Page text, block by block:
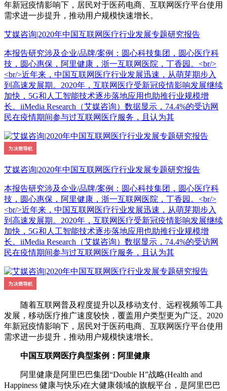
年新冠疫情影响下，居民对于医药电商、互联网医疗平台使用
需求进一步提升，推动用户规模快速增长。
艾媒咨询|2020年中国互联网医疗行业发展专题研究报告
本报告研究涉及企业/品牌/案例：圆心科技集团，圆心医疗科
技，圆心惠保，阿里健康，浙一互联网医院，丁香园。<br/>
<br/>近年来，中国互联网医疗行业发展迅速，从萌芽期步入
到高速发展期。2020年，互联网医疗受新冠疫情影响发展继续
加快，5G和人工智能技术逐步落地应用也助推行业规模增
长。iiMedia Research（艾媒咨询）数据显示，74.4%的受访网
民在疫情期间参与过互联网医疗服务，且认为其
艾媒咨询|2020年中国互联网医疗行业发展专题研究报告
本报告研究涉及企业/品牌/案例：圆心科技集团，圆心医疗科
技，圆心惠保，阿里健康，浙一互联网医院，丁香园。<br/>
<br/>近年来，中国互联网医疗行业发展迅速，从萌芽期步入
到高速发展期。2020年，互联网医疗受新冠疫情影响发展继续
加快，5G和人工智能技术逐步落地应用也助推行业规模增
长。iiMedia Research（艾媒咨询）数据显示，74.4%的受访网
民在疫情期间参与过互联网医疗服务，且认为其
随着互联网普及程度提升以及移动支付、远程视频等工具
发展，移动医疗推广速度较快，覆盖用户类型更为广泛。2020
年新冠疫情影响下，居民对于医药电商、互联网医疗平台使用
需求进一步提升，推动用户规模快速增长。
中国互联网医疗典型案例：阿里健康
阿里健康是阿里巴巴集团“Double H”战略(Health and
Happiness 健康与快乐)在大健康领域的旗舰平台，是阿里巴巴